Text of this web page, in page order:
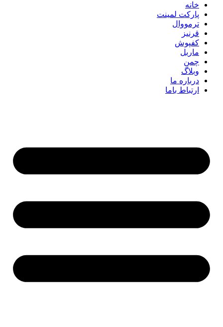
خانه
پارکت لمینت
ترمووال
قرنیز
کفپوش
ماربل
چمن
وبلاگ
درباره ما
ارتباط باما